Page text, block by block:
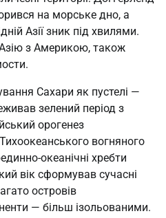
на морське дно, а
Азії зник під хвилями.
Азію з Америкою, також
Сахари як пустелі —
зелений період з
орогенез
вогняного
океанічні хребти
вік сформував сучасні
островів
— більш ізольованими.